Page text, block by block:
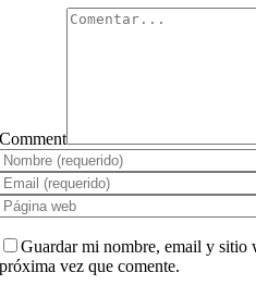
Comment
Guardar mi nombre, email y sitio
próxima vez que comente.